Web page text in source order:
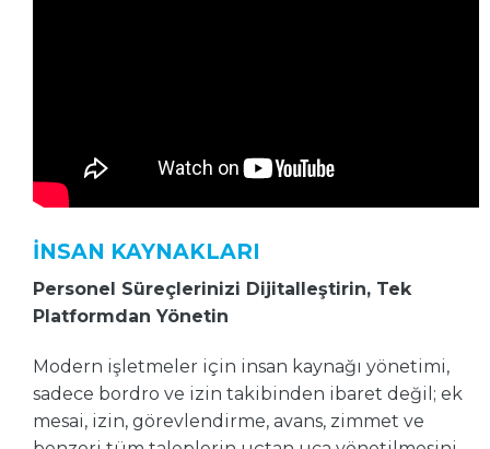
İNSAN KAYNAKLARI
Personel Süreçlerinizi Dijitalleştirin, Tek
Platformdan Yönetin
Modern işletmeler için insan kaynağı yönetimi,
sadece bordro ve izin takibinden ibaret değil; ek
mesai, izin, görevlendirme, avans, zimmet ve